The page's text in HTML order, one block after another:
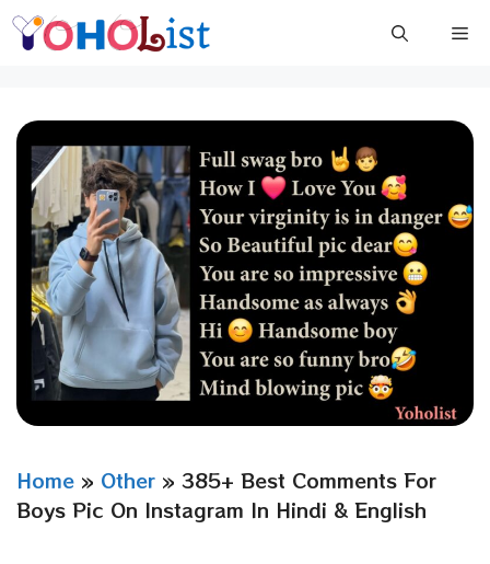
Skip
Home » Other » 385+ Best Comments For
Boys Pic On Instagram In Hindi & English